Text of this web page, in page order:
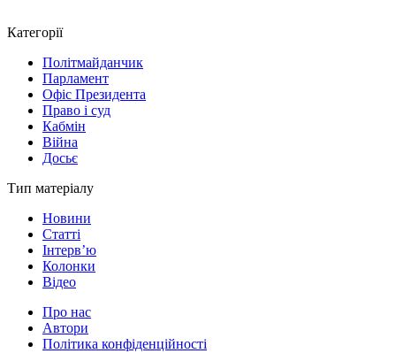
Категорії
Політмайданчик
Парламент
Офіс Президента
Право і суд
Кабмін
Війна
Досьє
Тип матеріалу
Новини
Статті
Інтерв’ю
Колонки
Відео
Про нас
Автори
Політика конфіденційності